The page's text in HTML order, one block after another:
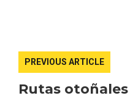
PREVIOUS ARTICLE
Rutas